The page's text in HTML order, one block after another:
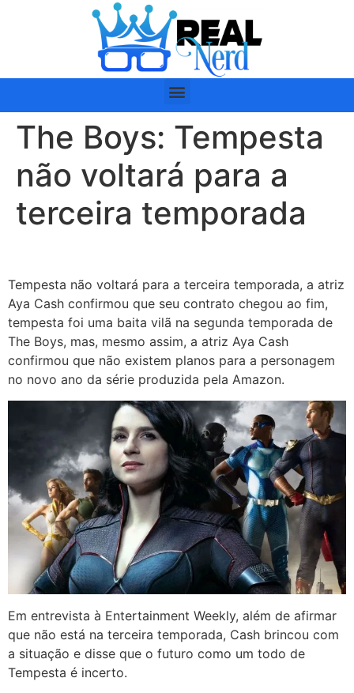
The Boys: Tempesta
não voltará para a
terceira temporada
Tempesta não voltará para a terceira temporada, a atriz
Aya Cash confirmou que seu contrato chegou ao fim,
tempesta foi uma baita vilã na segunda temporada de
The Boys, mas, mesmo assim, a atriz Aya Cash
confirmou que não existem planos para a personagem
no novo ano da série produzida pela Amazon.
Em entrevista à Entertainment Weekly, além de afirmar
que não está na terceira temporada, Cash brincou com
a situação e disse que o futuro como um todo de
Tempesta é incerto.